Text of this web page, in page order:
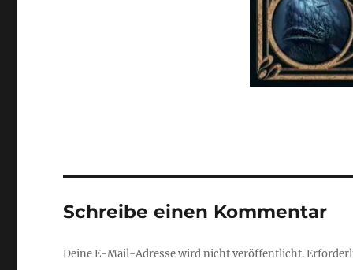
Schreibe einen Kommentar
Deine E-Mail-Adresse wird nicht veröffentlicht.